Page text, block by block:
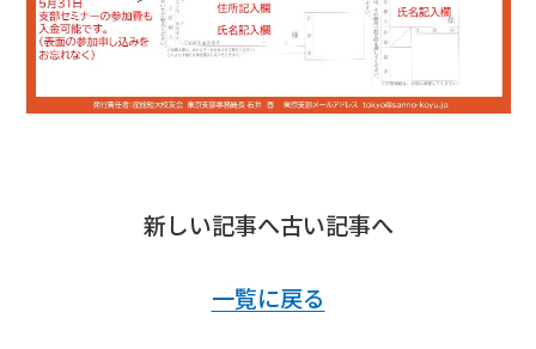
新しい記事へ古い記事へ
一覧に戻る